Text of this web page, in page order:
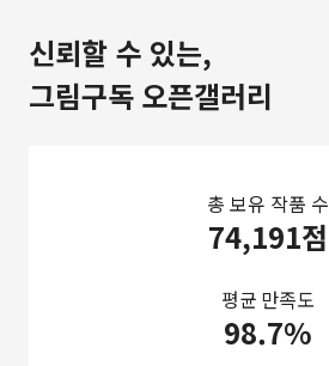
신뢰할 수 있는,
그림구독 오픈갤러리
총 보유 작품 수
74,191점
평균 만족도
98.7%